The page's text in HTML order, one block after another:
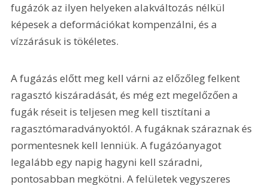
fugázók az ilyen helyeken alakváltozás nélkül
képesek a deformációkat kompenzálni, és a
vízzárásuk is tökéletes.
A fugázás előtt meg kell várni az előzőleg felkent
ragasztó kiszáradását, és még ezt megelőzően a
fugák réseit is teljesen meg kell tisztítani a
ragasztómaradványoktól. A fugáknak száraznak és
pormentesnek kell lenniük. A fugázóanyagot
legalább egy napig hagyni kell száradni,
pontosabban megkötni. A felületek vegyszeres